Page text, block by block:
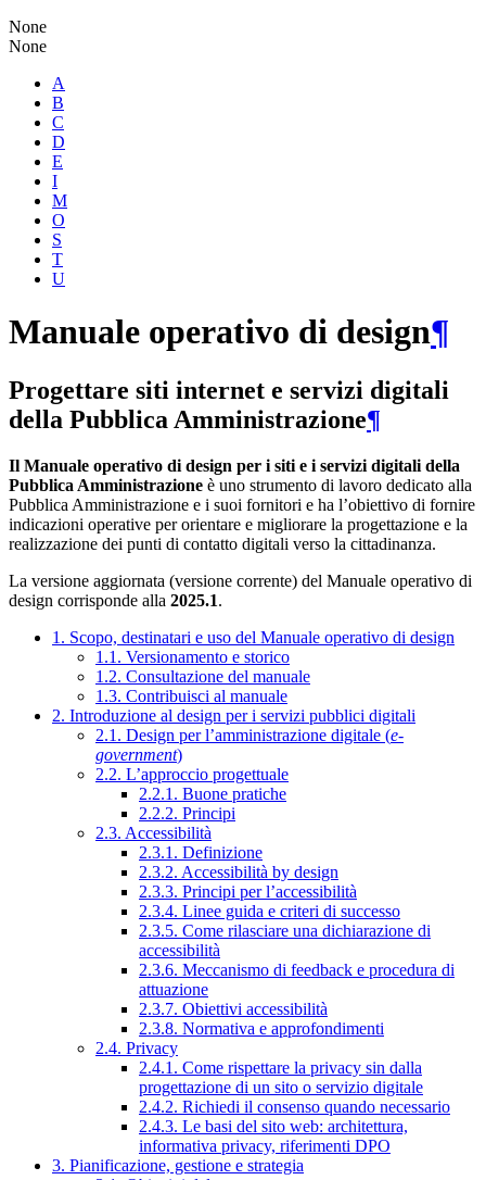
None
None
A
B
C
D
E
I
M
O
S
T
U
Manuale operativo di design¶
Progettare siti internet e servizi digitali
della Pubblica Amministrazione¶
Il Manuale operativo di design per i siti e i servizi digitali della
Pubblica Amministrazione è uno strumento di lavoro dedicato alla
Pubblica Amministrazione e i suoi fornitori e ha l’obiettivo di fornire
indicazioni operative per orientare e migliorare la progettazione e la
realizzazione dei punti di contatto digitali verso la cittadinanza.
La versione aggiornata (versione corrente) del Manuale operativo di
design corrisponde alla 2025.1.
1. Scopo, destinatari e uso del Manuale operativo di design
1.1. Versionamento e storico
1.2. Consultazione del manuale
1.3. Contribuisci al manuale
2. Introduzione al design per i servizi pubblici digitali
2.1. Design per l’amministrazione digitale (e-
government)
2.2. L’approccio progettuale
2.2.1. Buone pratiche
2.2.2. Principi
2.3. Accessibilità
2.3.1. Definizione
2.3.2. Accessibilità by design
2.3.3. Principi per l’accessibilità
2.3.4. Linee guida e criteri di successo
2.3.5. Come rilasciare una dichiarazione di
accessibilità
2.3.6. Meccanismo di feedback e procedura di
attuazione
2.3.7. Obiettivi accessibilità
2.3.8. Normativa e approfondimenti
2.4. Privacy
2.4.1. Come rispettare la privacy sin dalla
progettazione di un sito o servizio digitale
2.4.2. Richiedi il consenso quando necessario
2.4.3. Le basi del sito web: architettura,
informativa privacy, riferimenti DPO
3. Pianificazione, gestione e strategia